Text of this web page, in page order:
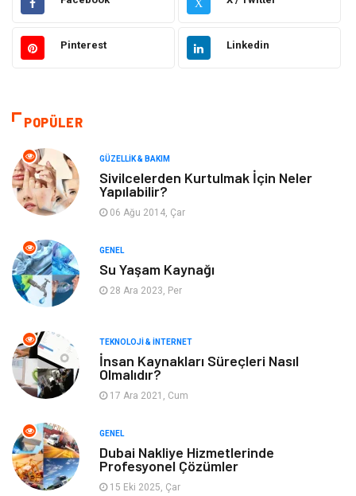
Moda Sağlıklı Yaşam
Bilgisayar & Yazılım
Makine
Giyim
Yeme & İçme
Keyif & Hobi Organizasyon
Gayrimenkul Spor
Finans& Ekonomi Anne & Çocuk
Genel Kültür
Ev İşleri
X
Pinterest Linkedin
POPÜLER
GÜZELLIK & BAKIM
Sivilcelerden Kurtulmak İçin Neler
Yapılabilir?
06 Ağu 2014, Çar
GENEL
Su Yaşam Kaynağı
28 Ara 2023, Per
TEKNOLOJI & İNTERNET
İnsan Kaynakları Süreçleri Nasıl
Olmalıdır?
17 Ara 2021, Cum
GENEL
Dubai Nakliye Hizmetlerinde
Profesyonel Çözümler
15 Eki 2025, Çar